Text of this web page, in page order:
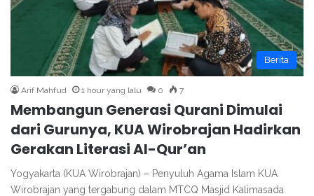
Berita
Arif Mahfud 1 hour yang lalu 0 7
Membangun Generasi Qurani Dimulai
dari Gurunya, KUA Wirobrajan Hadirkan
Gerakan Literasi Al-Qur’an
Yogyakarta (KUA Wirobrajan) – Penyuluh Agama Islam KUA
Wirobrajan yang tergabung dalam MTCQ Masjid Kalimasada